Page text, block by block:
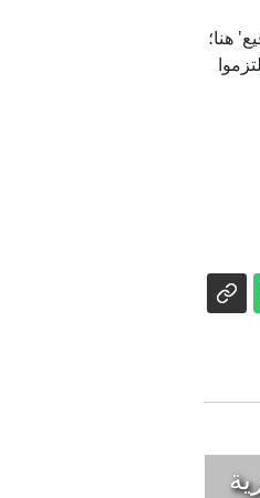
هنا؛